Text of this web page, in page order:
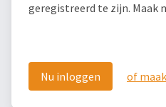
geregistreerd te zijn. Maak
Nu inloggen of